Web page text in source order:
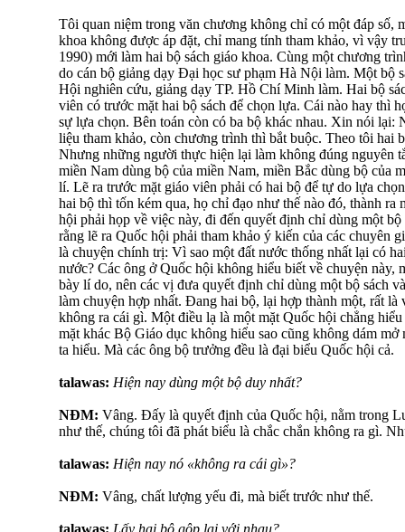
Tôi quan niệm trong văn chương không chỉ có một đáp số,
khoa không được áp đặt, chỉ mang tính tham khảo, vì vậy
1990) mới làm hai bộ sách giáo khoa. Cùng một chương
do cán bộ giảng dạy Đại học sư phạm Hà Nội làm. Một bộ
Hội nghiên cứu, giảng dạy TP. Hồ Chí Minh làm. Hai bộ
viên có trước mặt hai bộ sách để chọn lựa. Cái nào hay thì
sự lựa chọn. Bên toán còn có ba bộ khác nhau. Xin nói lại:
liệu tham khảo, còn chương trình thì bắt buộc. Theo tôi hai
Nhưng những người thực hiện lại làm không đúng nguyên
miền Nam dùng bộ của miền Nam, miền Bắc dùng bộ của
lí. Lẽ ra trước mặt giáo viên phải có hai bộ để tự do lựa
hai bộ thì tốn kém qua, họ chỉ đạo như thế nào đó, thành
hội phải họp về việc này, đi đến quyết định chỉ dùng một
rằng lẽ ra Quốc hội phải tham khảo ý kiến của các chuyên
là chuyện chính trị: Vì sao một đất nước thống nhất lại có
nước? Các ông ở Quốc hội không hiểu biết về chuyện này,
bày lí do, nên các vị đưa quyết định chỉ dùng một bộ sách
làm chuyện hợp nhất. Đang hai bộ, lại hợp thành một, rất là
không ra cái gì. Một điều lạ là một mặt Quốc hội chẳng
mặt khác Bộ Giáo dục không hiểu sao cũng không dám
ta hiểu. Mà các ông bộ trưởng đều là đại biểu Quốc hội cả.
talawas: Hiện nay dùng một bộ duy nhất?
NĐM: Vâng. Đấy là quyết định của Quốc hội, nằm trong
như thế, chúng tôi đã phát biểu là chắc chắn không ra gì.
talawas: Hiện nay nó «không ra cái gì»?
NĐM: Vâng, chất lượng yếu đi, mà biết trước như thế.
talawas: Lấy hai bộ gộp lại với nhau?